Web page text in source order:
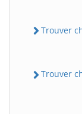
Trouver
Trouver